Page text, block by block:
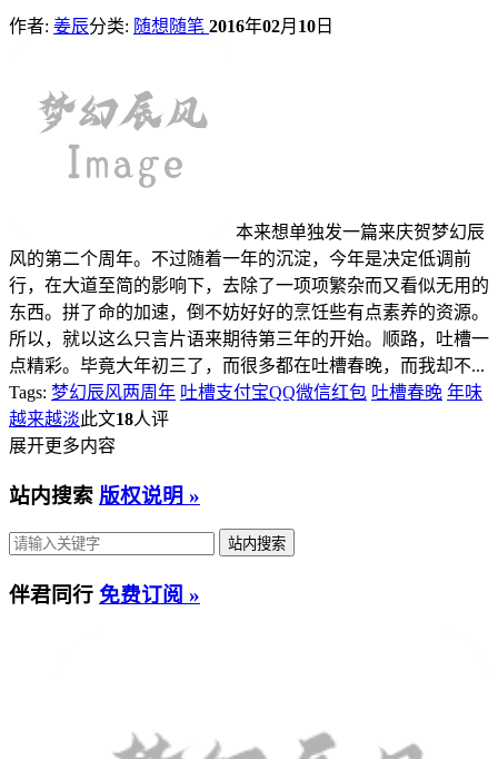
作者: 姜辰分类: 随想随笔 2016年02月 10 日
本来想单独发一篇来庆贺梦幻辰
风的第二个周年。不过随着一年的沉淀，今年是决定低调前
行，在大道至简的影响下，去除了一项项繁杂而又看似无用的
东西。拼了命的加速，倒不妨好好的烹饪些有点素养的资源。
所以，就以这么只言片语来期待第三年的开始。顺路，吐槽一
点精彩。毕竟大年初三了，而很多都在吐槽春晚，而我却不...
Tags: 梦幻辰风两周年 吐槽支付宝QQ微信红包 吐槽春晚 年味
越来越淡此文18人评
展开更多内容
站内搜索 版权说明 »
伴君同行 免费订阅 »